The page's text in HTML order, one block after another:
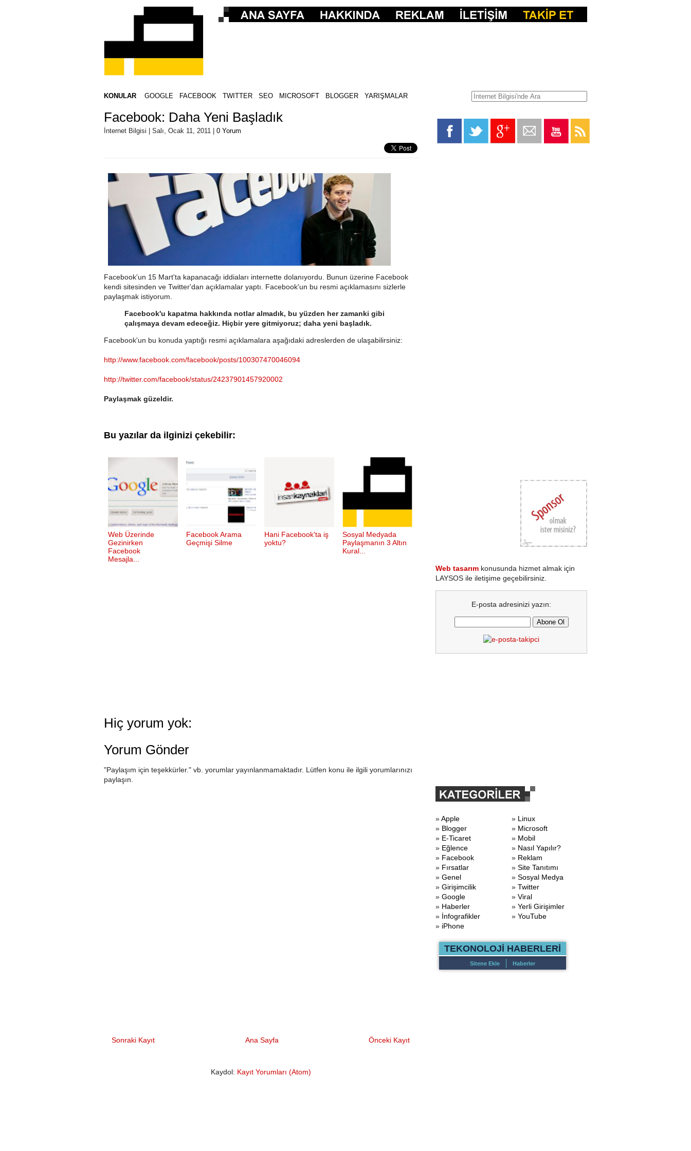
KONULAR GOOGLE FACEBOOK TWITTER SEO MICROSOFT BLOGGER YARIŞMALAR
Facebook: Daha Yeni Başladık
İnternet Bilgisi | Salı, Ocak 11, 2011 | 0 Yorum
Facebook'un 15 Mart'ta kapanacağı iddiaları internette dolanıyordu. Bunun üzerine Facebook
kendi sitesinden ve Twitter'dan açıklamalar yaptı. Facebook'un bu resmi açıklamasını sizlerle
paylaşmak istiyorum.
Facebook'u kapatma hakkında notlar almadık, bu yüzden her zamanki gibi
çalışmaya devam edeceğiz. Hiçbir yere gitmiyoruz; daha yeni başladık.
Facebook'un bu konuda yaptığı resmi açıklamalara aşağıdaki adreslerden de ulaşabilirsiniz:
http://www.facebook.com/facebook/posts/100307470046094
http://twitter.com/facebook/status/24237901457920002
Paylaşmak güzeldir.
Bu yazılar da ilginizi çekebilir:
Web Üzerinde
Gezinirken
Facebook
Mesajla...
Facebook Arama
Geçmişi Silme
Hani Facebook'ta iş
yoktu?
Sosyal Medyada
Paylaşmanın 3 Altın
Kural...
Hiç yorum yok:
Yorum Gönder
"Paylaşım için teşekkürler." vb. yorumlar yayınlanmamaktadır. Lütfen konu ile ilgili yorumlarınızı
paylaşın.
Sonraki Kayıt Önceki Kayıt
Ana Sayfa
Kaydol: Kayıt Yorumları (Atom)
Web tasarım konusunda hizmet almak için
LAYSOS ile iletişime geçebilirsiniz.
E-posta adresinizi yazın:
»Apple » Linux
» Blogger » Microsoft
» E-Ticaret » Mobil
» Eğlence » Nasıl Yapılır?
» Facebook » Reklam
» Fırsatlar » Site Tanıtımı
» Genel » Sosyal Medya
» Girişimcilik » Twitter
» Google » Viral
» Haberler » Yerli Girişimler
» İnfografikler » YouTube
» iPhone
TEKONOLOJİ HABERLERİ
Sitene Ekle Haberler